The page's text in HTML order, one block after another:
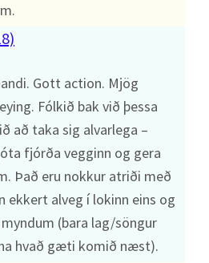
Gott action. Mjög
Fólkið bak við þessa
að taka sig alvarlega –
fjórða vegginn og gera
Það eru nokkur atriði með
ekkert alveg í lokinn eins og
(bara lag/söngur
hvað gæti komið næst).